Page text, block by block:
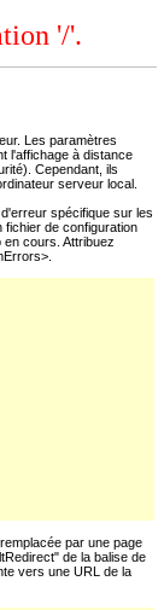
'/'.
Les paramètres
l'affichage à distance
Cependant, ils
serveur local.
spécifique sur les
de configuration
en cours. Attribuez
par une page
de la balise de
vers une URL de la